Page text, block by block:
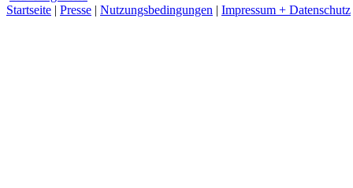
Startseite | Presse | Nutzungsbedingungen | Impressum + Datenschutz